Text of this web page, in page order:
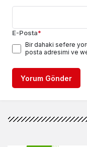
E-Posta*
Bir dahaki sefere
posta adresimi ve
Yorum Gönder